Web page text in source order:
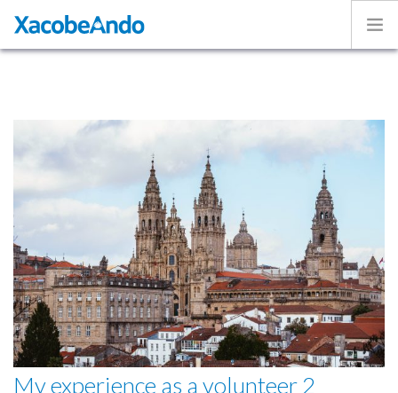
Volunteer
Exhibition
Login
ENGLISH
My experience as a volunteer 2